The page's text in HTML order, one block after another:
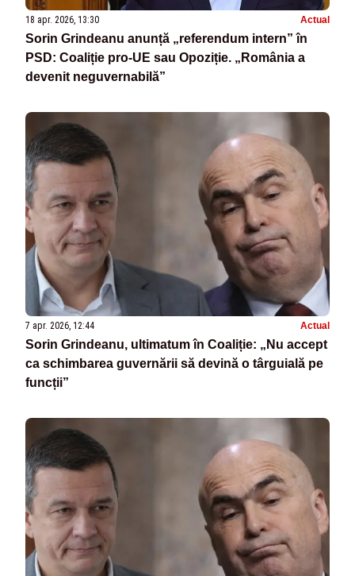
18 apr. 2026, 13:30 Actual
Sorin Grindeanu anunță „referendum intern” în
PSD: Coaliție pro-UE sau Opoziție. „România a
devenit neguvernabilă”
7 apr. 2026, 12:44 Actual
Sorin Grindeanu, ultimatum în Coaliție: „Nu accept
ca schimbarea guvernării să devină o târguială pe
funcții”